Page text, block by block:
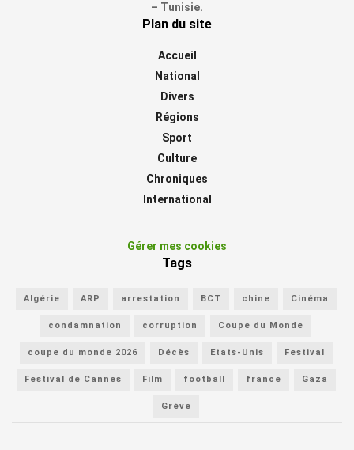
– Tunisie.
Plan du site
Accueil
National
Divers
Régions
Sport
Culture
Chroniques
International
Gérer mes cookies
Tags
Algérie ARP arrestation BCT chine Cinéma
condamnation corruption Coupe du Monde
coupe du monde 2026 Décès Etats-Unis Festival
Festival de Cannes Film football france Gaza
Grève